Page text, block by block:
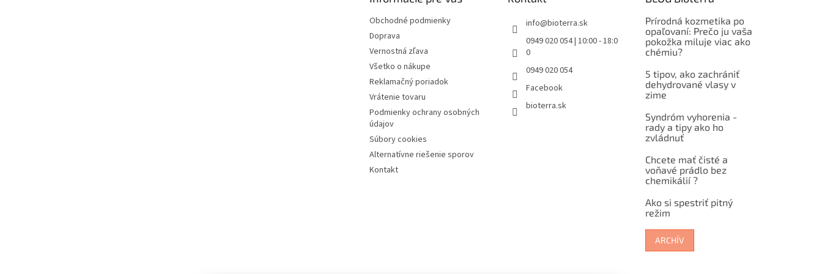
Obchodné podmienky
Doprava
Vernostná zľava
Všetko o nákupe
Reklamačný poriadok
Vrátenie tovaru
Podmienky ochrany osobných
údajov
Súbory cookies
Alternatívne riešenie sporov
Kontakt
info@bioterra.sk
0949 020 054 | 10:00 - 18:0
0
0949 020 054
Facebook
bioterra.sk
Prírodná kozmetika po
opaľovaní: Prečo ju vaša
pokožka miluje viac ako
chémiu?
5 tipov, ako zachrániť
dehydrované vlasy v
zime
Syndróm vyhorenia -
rady a tipy ako ho
zvládnuť
Chcete mať čisté a
voňavé prádlo bez
chemikálií ?
Ako si spestriť pitný
režim
ARCHÍV